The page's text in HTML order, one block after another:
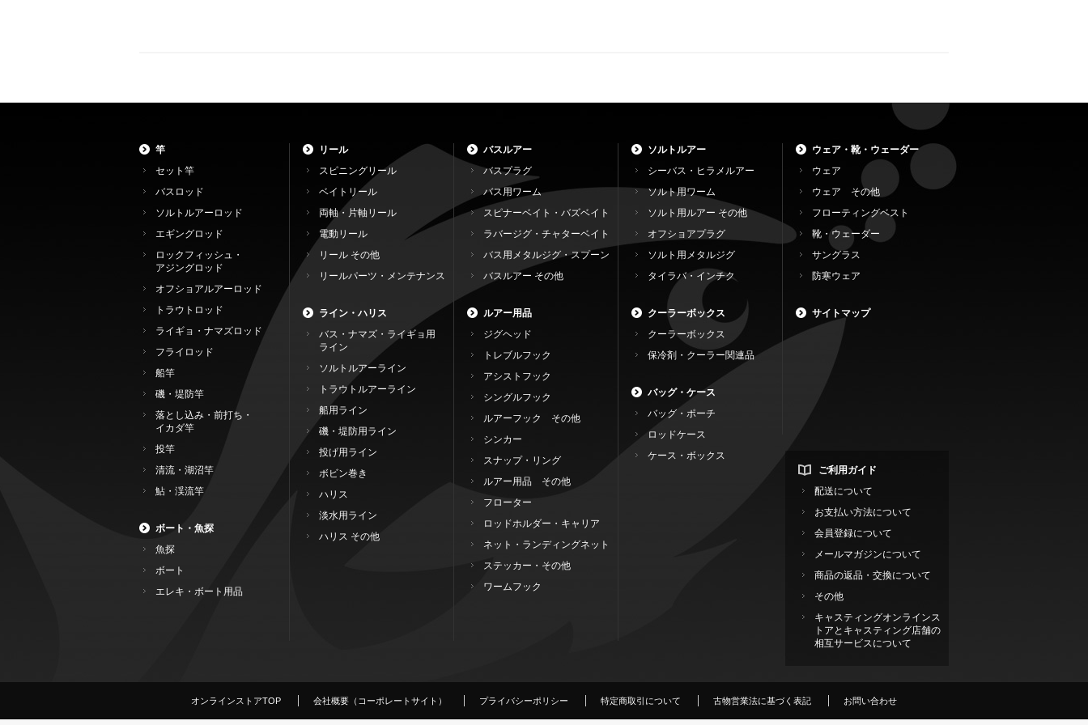
竿
セット竿
バスロッド
ソルトルアーロッド
エギングロッド
ロックフィッシュ・
アジングロッド
オフショアルアーロッド
トラウトロッド
ライギョ・ナマズロッド
フライロッド
船竿
磯・堤防竿
落とし込み・前打ち・
イカダ竿
投竿
清流・湖沼竿
鮎・渓流竿
ボート・魚探
魚探
ボート
エレキ・ボート用品
リール
スピニングリール
ベイトリール
両軸・片軸リール
電動リール
リール その他
リールパーツ・メンテナンス
ライン・ハリス
バス・ナマズ・ライギョ用
ライン
ソルトルアーライン
トラウトルアーライン
船用ライン
磯・堤防用ライン
投げ用ライン
ボビン巻き
ハリス
淡水用ライン
ハリス その他
バスルアー
バスプラグ
バス用ワーム
スピナーベイト・バズベイト
ラバージグ・チャターベイト
バス用メタルジグ・スプーン
バスルアー その他
ルアー用品
ジグヘッド
トレブルフック
アシストフック
シングルフック
ルアーフック その他
シンカー
スナップ・リング
ルアー用品 その他
フローター
ロッドホルダー・キャリア
ネット・ランディングネット
ステッカー・その他
ワームフック
ソルトルアー
シーバス・ヒラメルアー
ソルト用ワーム
ソルト用ルアー その他
オフショアプラグ
ソルト用メタルジグ
タイラバ・インチク
クーラーボックス
クーラーボックス
保冷剤・クーラー関連品
バッグ・ケース
バッグ・ポーチ
ロッドケース
ケース・ボックス
ウェア・靴・ウェーダー
ウェア
ウェア その他
フローティングベスト
靴・ウェーダー
サングラス
防寒ウェア
サイトマップ
ご利用ガイド
配送について
お支払い方法について
会員登録について
メールマガジンについて
商品の返品・交換について
その他
キャスティングオンラインス
トアとキャスティング店舗の
相互サービスについて
オンラインストアTOP 会社概要（コーポレートサイト） プライバシーポリシー 特定商取引について 古物営業法に基づく表記 お問い合わせ